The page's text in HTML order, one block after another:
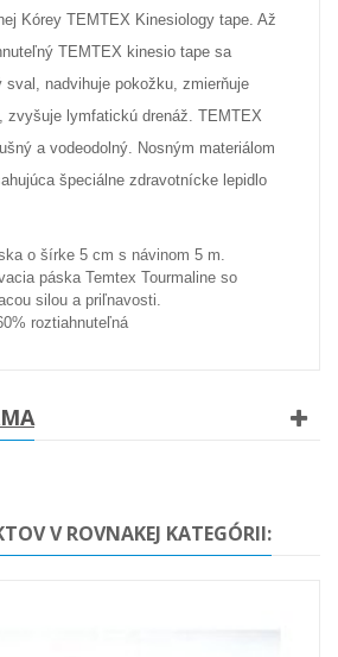
Kórey TEMTEX Kinesiology tape. Až
TEMTEX kinesio tape sa
sval, nadvihuje pokožku, zmierňuje
lymfatickú drenáž. TEMTEX
a vodeodolný. Nosným materiálom
špeciálne zdravotnícke lepidlo
o šírke 5 cm s návinom 5 m.
páska Temtex Tourmaline so
silou a priľnavosti.
roztiahnuteľná
V ROVNAKEJ KATEGÓRII: